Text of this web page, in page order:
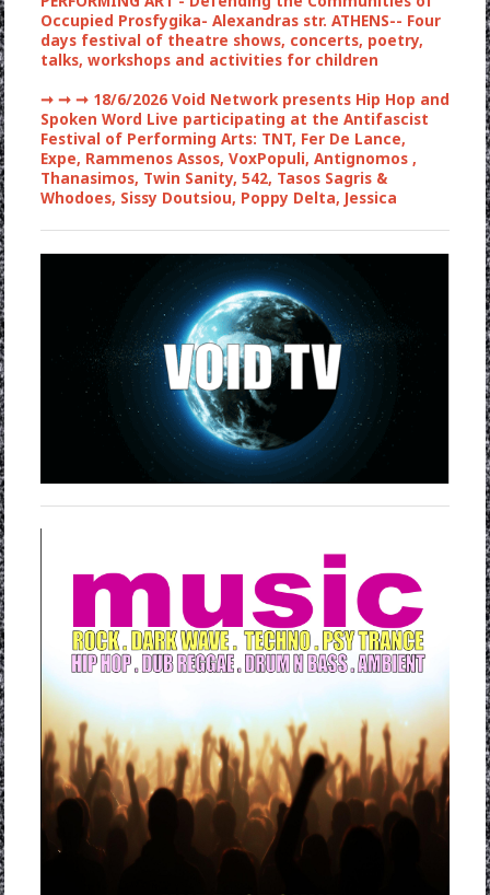
Occupied Prosfygika- Alexandras str. ATHENS-- Four
days festival of theatre shows, concerts, poetry,
talks, workshops and activities for children
➞ ➞ ➞18/6/2026 Void Network presents Hip Hop and
Spoken Word Live participating at the Antifascist
Festival of Performing Arts: TNT, Fer De Lance,
Expe, Rammenos Assos, VoxPopuli, Antignomos ,
Thanasimos, Twin Sanity, 542, Tasos Sagris &
Whodoes, Sissy Doutsiou, Poppy Delta, Jessica